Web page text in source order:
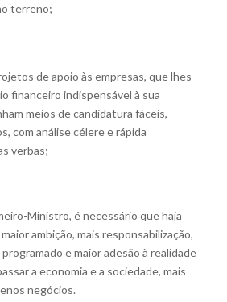
terreno;
de apoio às empresas, que lhes
financeiro indispensável à sua
meios de candidatura fáceis,
com análise célere e rápida
verbas;
Ministro, é necessário que haja
ambição, mais responsabilização,
e maior adesão à realidade
a economia e a sociedade, mais
negócios.